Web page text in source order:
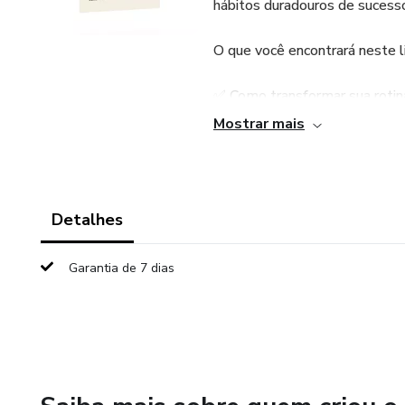
hábitos duradouros de
O que você encontrará neste
✅ Como transformar sua
Mostrar mais
Detalhes
Garantia de 7 dias